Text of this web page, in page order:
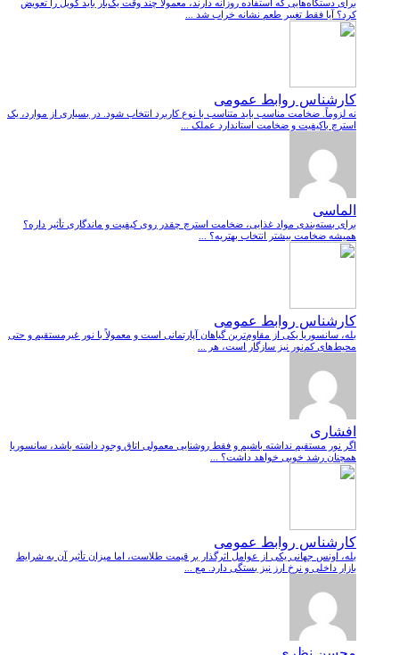
برای دستگاه‌هایی که استفاده روزانه دارند، معمولاً چند وقت یک‌بار باید کویل را تعویض
کرد؟ آیا فقط تغییر طعم نشانه خراب شد ...
کارشناس روابط عمومی
نه لزوماً. ضخامت مناسب باید متناسب با نوع کاربرد انتخاب شود. در بسیاری از موارد، یک
استرچ باکیفیت و ضخامت استاندارد عملک ...
الماسی
برای بسته‌بندی مواد غذایی، ضخامت استرچ چقدر روی کیفیت و ماندگاری تأثیر داره؟
همیشه ضخامت بیشتر انتخاب بهتریه؟ ...
کارشناس روابط عمومی
بله، سانسوریا یکی از مقاوم‌ترین گیاهان آپارتمانی است و معمولاً با نور غیرمستقیم و حتی
محیط‌های کم‌نور نیز سازگار است، هر ...
افشاری
اگر نور مستقیم نداشته باشیم و فقط روشنایی معمولی اتاق وجود داشته باشد، سانسوریا
همچنان رشد خوبی خواهد داشت؟ ...
کارشناس روابط عمومی
بله، اونس جهانی یکی از عوامل اثرگذار بر قیمت طلاست، اما میزان تأثیر آن به شرایط
بازار داخلی و نرخ ارز نیز بستگی دارد. مع ...